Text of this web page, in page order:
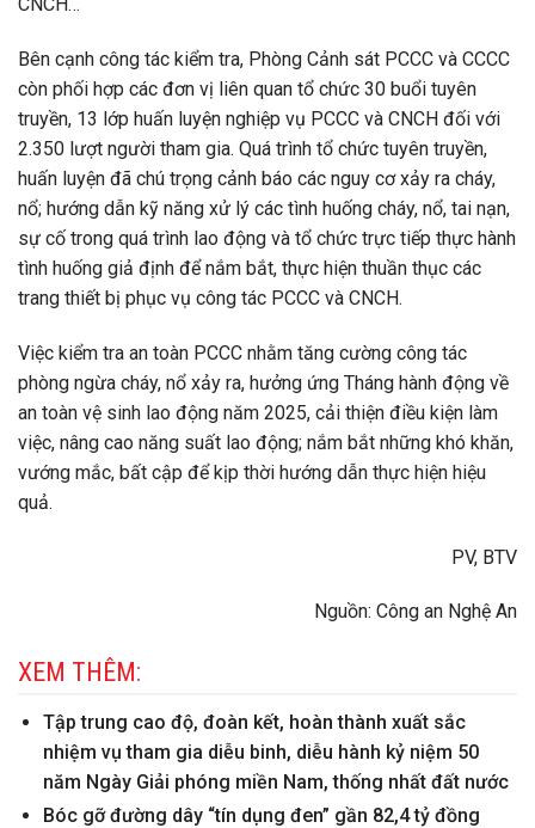
Bên cạnh công tác kiểm tra, Phòng Cảnh sát PCCC và CCCC
còn phối hợp các đơn vị liên quan tổ chức 30 buổi tuyên
truyền, 13 lớp huấn luyện nghiệp vụ PCCC và CNCH đối với
2.350 lượt người tham gia. Quá trình tổ chức tuyên truyền,
huấn luyện đã chú trọng cảnh báo các nguy cơ xảy ra cháy,
nổ; hướng dẫn kỹ năng xử lý các tình huống cháy, nổ, tai nạn,
sự cố trong quá trình lao động và tổ chức trực tiếp thực hành
tình huống giả định để nắm bắt, thực hiện thuần thục các
trang thiết bị phục vụ công tác PCCC và CNCH.
Việc kiểm tra an toàn PCCC nhằm tăng cường công tác
phòng ngừa cháy, nổ xảy ra, hưởng ứng Tháng hành động về
an toàn vệ sinh lao động năm 2025, cải thiện điều kiện làm
việc, nâng cao năng suất lao động; nắm bắt những khó khăn,
vướng mắc, bất cập để kịp thời hướng dẫn thực hiện hiệu
quả.
PV, BTV
Nguồn: Công an Nghệ An
XEM THÊM:
Tập trung cao độ, đoàn kết, hoàn thành xuất sắc
nhiệm vụ tham gia diễu binh, diễu hành kỷ niệm 50
năm Ngày Giải phóng miền Nam, thống nhất đất nước
Bóc gỡ đường dây “tín dụng đen” gần 82,4 tỷ đồng